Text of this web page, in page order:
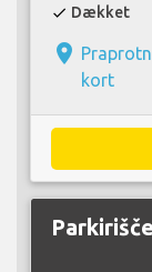
check Dækket
place
kort